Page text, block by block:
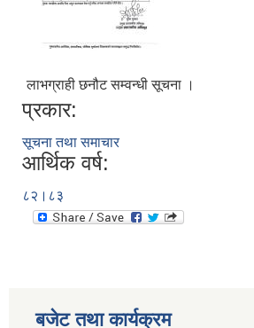
लाभग्राही छनौट सम्वन्धी सूचना ।
प्रकार:
सूचना तथा समाचार
आर्थिक वर्ष:
८२।८३
बजेट तथा कार्यक्रम